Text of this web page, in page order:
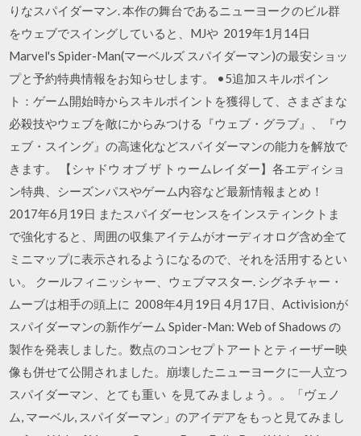
りなスパイダーマン. 本作の舞台であるニューヨークのビル群
をウェブでスイングしていると、MJや 2019年1月14日
Marvel's Spider-Man(マーベルズ スパイダーマン)の最安ショッ
プと予約特典情報をお知らせします。 •5追加スキルポイン
ト：ゲーム開始時からスキルポイントを獲得して、さまざまな
必殺技やウェブを敵にからみつける『ウェブ・グラブ』、『ウ
ェブ・スイング』の高速化などスパイダーマンの能力を解放で
きます。 【シャドウ オブ ザ トゥームレイダー】各エディショ
ン特典、シーズンパスやゲーム内容など最新情報まとめ！
2017年6月19日 またスパイダーセンスをインスティンクトま
で強化すると、周囲の収集アイテムがオーディオログ含め全て
ミニマップに表示されるようになるので、それを活用するとい
い。 クールフィニッシャー、ウェブマスター. シグネチャー・
ムーブは相手の頭上に 2008年4月19日 4月17日、Activisionが
スパイダーマンの新作ゲーム Spider-Man: Web of Shadows の
製作を発表しました。数点のコンセプトアートとティーザー映
像も併せて公開されました。崩壊したニューヨークに一人立つ
スパイダーマン、とても重い を見てみましょう。。「ヴェノ
ム, マーベル, スパイダーマン」のアイデアをもっと見てみまし